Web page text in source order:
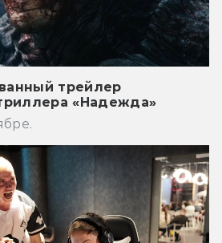
трейлер
«Надежда»